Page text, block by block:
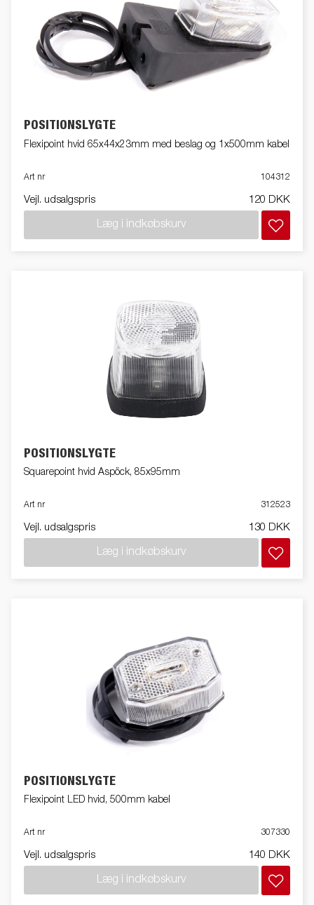
POSITIONSLYGTE
Flexipoint hvid 65x44x23mm med beslag og 1x500mm kabel
Art nr 104312
Vejl. udsalgspris 120 DKK
Læg i indkøbskurv
POSITIONSLYGTE
Squarepoint hvid Aspöck, 85x95mm
Art nr 312523
Vejl. udsalgspris 130 DKK
Læg i indkøbskurv
POSITIONSLYGTE
Flexipoint LED hvid, 500mm kabel
Art nr 307330
Vejl. udsalgspris 140 DKK
Læg i indkøbskurv